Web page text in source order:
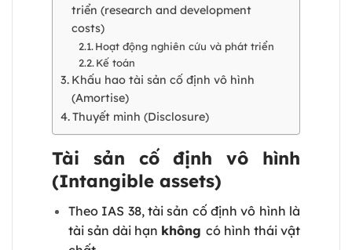
triển (research and development
costs)
Hoạt động nghiên cứu và phát triển
Kế toán
Khấu hao tài sản cố định vô hình
(Amortise)
Thuyết minh (Disclosure)
Tài sản cố định vô hình
(Intangible assets)
Theo IAS 38, tài sản cố định vô hình là
tài sản dài hạn không có hình thái vật